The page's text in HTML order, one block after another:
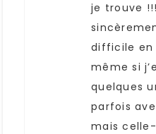
je trouve
difficile en
même si
quelques
parfois
mais